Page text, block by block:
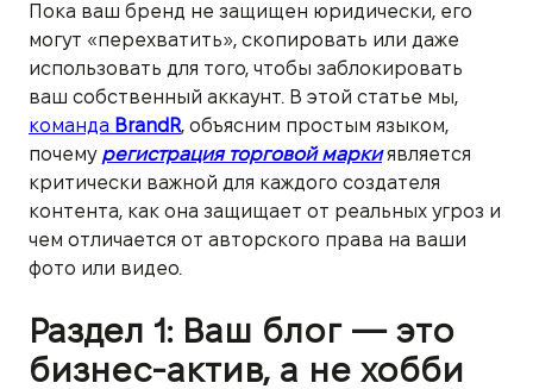
Пока ваш бренд не защищен юридически, его
могут «перехватить», скопировать или даже
использовать для того, чтобы заблокировать
ваш собственный аккаунт. В этой статье мы,
команда BrandR, объясним простым языком,
почему регистрация торговой маркиявляется
критически важной для каждого создателя
контента, как она защищает от реальных угроз и
чем отличается от авторского права на ваши
фото или видео.
Раздел 1: Ваш блог — это
бизнес-актив, а не хобби